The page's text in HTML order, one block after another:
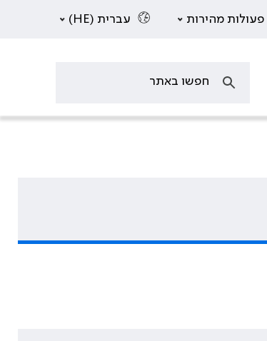
פעולות מהירות עברית (HE)